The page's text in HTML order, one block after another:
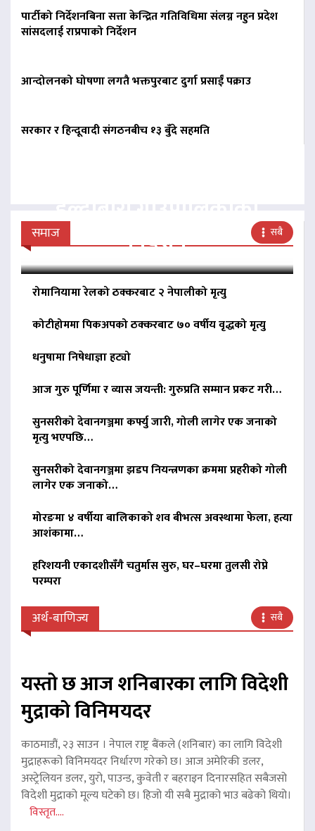
पार्टीको निर्देशनबिना सत्ता केन्द्रित गतिविधिमा संलग्न नहुन प्रदेश
सांसदलाई राप्रपाको निर्देशन
आन्दोलनको घोषणा लगतै भक्तपुरबाट दुर्गा प्रसाईं पक्राउ
सरकार र हिन्दूवादी संगठनबीच १३ बुँदे सहमति
समाज सबै
बिना दर्ता सञ्चालित
निर्देशन
रोमानियामा रेलको ठक्करबाट २ नेपालीको मृत्यु
कोटीहोममा पिकअपको ठक्करबाट ७० वर्षीय वृद्धको मृत्यु
धनुषामा निषेधाज्ञा हट्यो
आज गुरु पूर्णिमा र व्यास जयन्ती: गुरुप्रति सम्मान प्रकट गरी…
सुनसरीको देवानगञ्जमा कर्फ्यु जारी, गोली लागेर एक जनाको
मृत्यु भएपछि…
सुनसरीको देवानगञ्जमा झडप नियन्त्रणका क्रममा प्रहरीको गोली
लागेर एक जनाको…
मोरङमा ४ वर्षीया बालिकाको शव बीभत्स अवस्थामा फेला, हत्या
आशंकामा…
हरिशयनी एकादशीसँगै चतुर्मास सुरु, घर–घरमा तुलसी रोप्ने
परम्परा
अर्थ-बाणिज्य सबै
यस्तो छ आज शनिबारका लागि विदेशी
मुद्राको विनिमयदर
काठमाडौं, २३ साउन । नेपाल राष्ट्र बैंकले (शनिबार) का लागि विदेशी
मुद्राहरूको विनिमयदर निर्धारण गरेको छ। आज अमेरिकी डलर,
अस्ट्रेलियन डलर, युरो, पाउन्ड, कुवेती र बहराइन दिनारसहित सबैजसो
विदेशी मुद्राको मूल्य घटेको छ। हिजो यी सबै मुद्राको भाउ बढेको थियो।
विस्तृत....